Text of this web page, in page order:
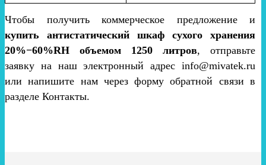
Чтобы получить коммерческое предложение и
купить антистатический шкаф сухого хранения
20%−60%RH объемом 1250 литров, отправьте
заявку на наш электронный адрес info@mivatek.ru
или напишите нам через форму обратной связи в
разделе Контакты.